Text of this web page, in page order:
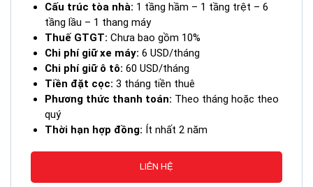
Tòa Nhà LTA Building Đống Đa Quận Tân Bình
I. Vị trí tòa nhà LTA Building – 15 Đống Đa,
Phường 2, Quận Tân Bình
LTA Building tọa lạc tại số 15 Đống Đa, Phường 2, Quận Tân
Cấu trúc tòa nhà: 1 tầng hầm – 1 tầng trệt – 6
tầng lầu – 1 thang máy
Thuế GTGT: Chưa bao gồm 10%
Chi phí giữ xe máy: 6 USD/tháng
Chi phí giữ ô tô: 60 USD/tháng
Tiền đặt cọc: 3 tháng tiền thuê
Phương thức thanh toán: Theo tháng hoặc theo
quý
Thời hạn hợp đồng: Ít nhất 2 năm
LIÊN HỆ